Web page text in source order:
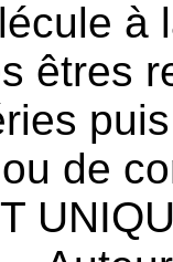
à
êtres
de